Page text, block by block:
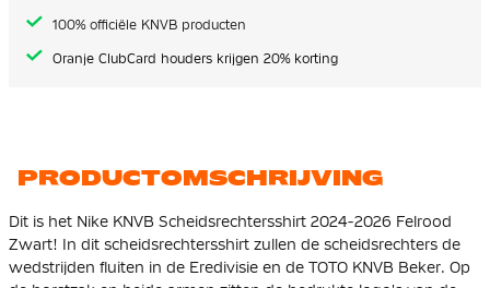
100% officiële KNVB producten
Oranje ClubCard houders krijgen 20% korting
PRODUCTOMSCHRIJVING
Dit is het Nike KNVB Scheidsrechtersshirt 2024-2026 Felrood
Zwart! In dit scheidsrechtersshirt zullen de scheidsrechters de
wedstrijden fluiten in de Eredivisie en de TOTO KNVB Beker. Op